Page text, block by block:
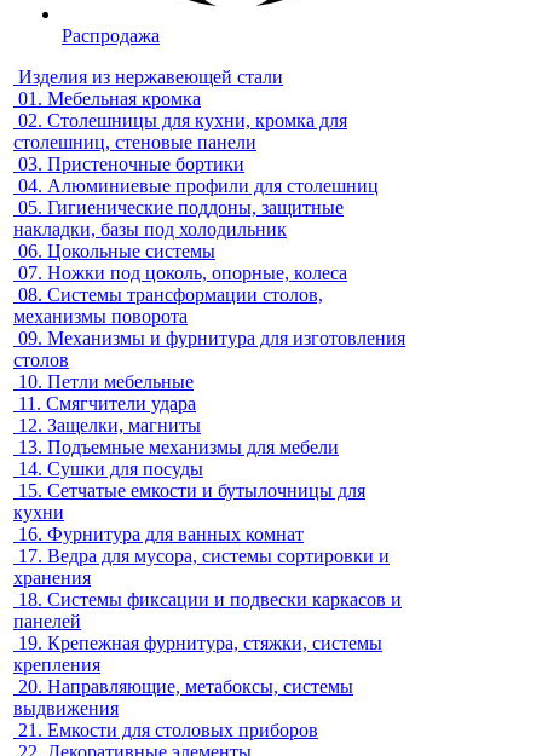
Распродажа
Изделия из нержавеющей стали
01. Мебельная кромка
02. Столешницы для кухни, кромка для
столешниц, стеновые панели
03. Пристеночные бортики
04. Алюминиевые профили для столешниц
05. Гигиенические поддоны, защитные
накладки, базы под холодильник
06. Цокольные системы
07. Ножки под цоколь, опорные, колеса
08. Системы трансформации столов,
механизмы поворота
09. Механизмы и фурнитура для изготовления
столов
10. Петли мебельные
11. Смягчители удара
12. Защелки, магниты
13. Подъемные механизмы для мебели
14. Сушки для посуды
15. Сетчатые емкости и бутылочницы для
кухни
16. Фурнитура для ванных комнат
17. Ведра для мусора, системы сортировки и
хранения
18. Системы фиксации и подвески каркасов и
панелей
19. Крепежная фурнитура, стяжки, системы
крепления
20. Направляющие, метабоксы, системы
выдвижения
21. Емкости для столовых приборов
22. Декоративные элементы